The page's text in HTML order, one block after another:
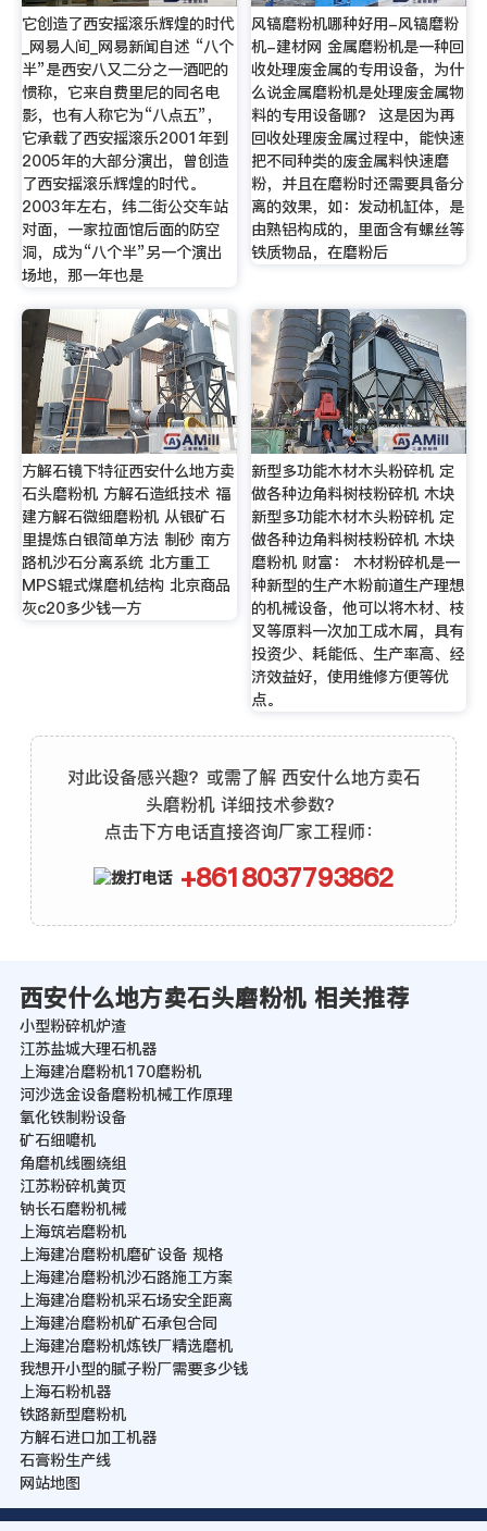
它创造了西安摇滚乐辉煌的时代
_网易人间_网易新闻自述 “八个
半”是西安八又二分之一酒吧的
惯称，它来自费里尼的同名电
影，也有人称它为“八点五”，
它承载了西安摇滚乐2001年到
2005年的大部分演出，曾创造
了西安摇滚乐辉煌的时代。
2003年左右，纬二街公交车站
对面，一家拉面馆后面的防空
洞，成为“八个半”另一个演出
场地，那一年也是
风镐磨粉机哪种好用-风镐磨粉
机-建材网 金属磨粉机是一种回
收处理废金属的专用设备，为什
么说金属磨粉机是处理废金属物
料的专用设备哪？ 这是因为再
回收处理废金属过程中，能快速
把不同种类的废金属料快速磨
粉，并且在磨粉时还需要具备分
离的效果，如：发动机缸体，是
由熟铝构成的，里面含有螺丝等
铁质物品，在磨粉后
方解石镜下特征西安什么地方卖
石头磨粉机 方解石造纸技术 福
建方解石微细磨粉机 从银矿石
里提炼白银简单方法 制砂 南方
路机沙石分离系统 北方重工
MPS辊式煤磨机结构 北京商品
灰c20多少钱一方
新型多功能木材木头粉碎机 定
做各种边角料树枝粉碎机 木块
新型多功能木材木头粉碎机 定
做各种边角料树枝粉碎机 木块
磨粉机 财富： 木材粉碎机是一
种新型的生产木粉前道生产理想
的机械设备，他可以将木材、枝
叉等原料一次加工成木屑，具有
投资少、耗能低、生产率高、经
济效益好，使用维修方便等优
点。
对此设备感兴趣？或需了解 西安什么地方卖石
头磨粉机 详细技术参数？
点击下方电话直接咨询厂家工程师：
+8618037793862
西安什么地方卖石头磨粉机 相关推荐
小型粉碎机炉渣
江苏盐城大理石机器
上海建冶磨粉机170磨粉机
河沙选金设备磨粉机械工作原理
氧化铁制粉设备
矿石细嚰机
角磨机线圈绕组
江苏粉碎机黄页
钠长石磨粉机械
上海筑岩磨粉机
上海建冶磨粉机磨矿设备 规格
上海建冶磨粉机沙石路施工方案
上海建冶磨粉机采石场安全距离
上海建冶磨粉机矿石承包合同
上海建冶磨粉机炼铁厂精选磨机
我想开小型的腻子粉厂需要多少钱
上海石粉机器
铁路新型磨粉机
方解石进口加工机器
石膏粉生产线
网站地图